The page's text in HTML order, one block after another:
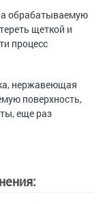
обрабатываемую
щеткой и
процесс
нержавеющая
поверхность,
еще раз